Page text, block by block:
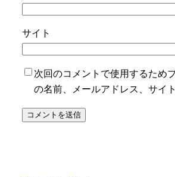
サイト
次回のコメントで使用するため
の名前、メールアドレス、サイ